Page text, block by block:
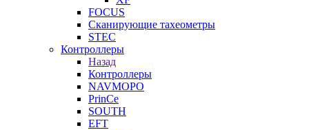
FOCUS
Сканирующие тахеометры
STEC
Контроллеры
Назад
Контроллеры
NAVMOPO
PrinCe
SOUTH
EFT